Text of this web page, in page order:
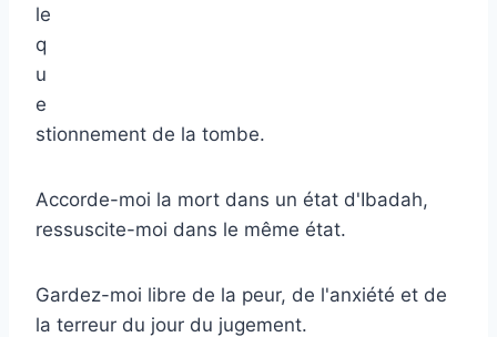
le
q
u
e
stionnement de la tombe.
Accorde-moi la mort dans un état d'Ibadah,
ressuscite-moi dans le même état.
Gardez-moi libre de la peur, de l'anxiété et de
la terreur du jour du jugement.